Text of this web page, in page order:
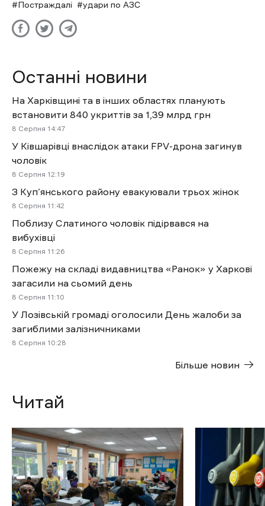
Постраждалі
удари по АЗС
Останні новини
На Харківщині та в інших областях планують
встановити 840 укриттів за 1,39 млрд грн
8 Cерпня 14:47
У Ківшарівці внаслідок атаки FPV-дрона загинув
чоловік
8 Cерпня 12:19
З Куп’янського району евакуювали трьох жінок
8 Cерпня 11:42
Поблизу Слатиного чоловік підірвався на
вибухівці
8 Cерпня 11:26
Пожежу на складі видавництва «Ранок» у Харкові
загасили на сьомий день
8 Cерпня 11:10
У Лозівській громаді оголосили День жалоби за
загиблими залізничниками
8 Cерпня 10:28
Більше новин
Читай